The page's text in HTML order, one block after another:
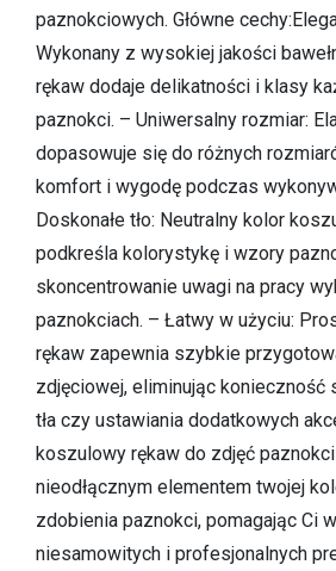
paznokciowych. Główne
Wykonany z wysokiej jakości
rękaw dodaje delikatności i klasy
paznokci. – Uniwersalny rozmiar:
dopasowuje się do różnych
komfort i wygodę podczas
Doskonałe tło: Neutralny kolor
podkreśla kolorystykę i wzory
skoncentrowanie uwagi na pracy
paznokciach. – Łatwy w użyciu:
rękaw zapewnia szybkie
zdjęciowej, eliminując konieczność
tła czy ustawiania dodatkowych
koszulowy rękaw do zdjęć
nieodłącznym elementem twojej
zdobienia paznokci, pomagając Ci
niesamowitych i profesjonalnych